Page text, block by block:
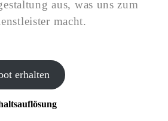
aus, was uns zum
macht.
erhalten